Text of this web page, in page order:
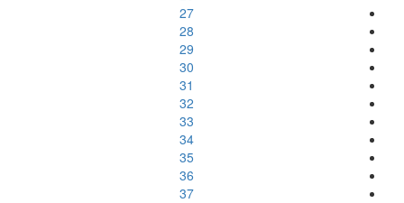
27
28
29
30
31
32
33
34
35
36
37